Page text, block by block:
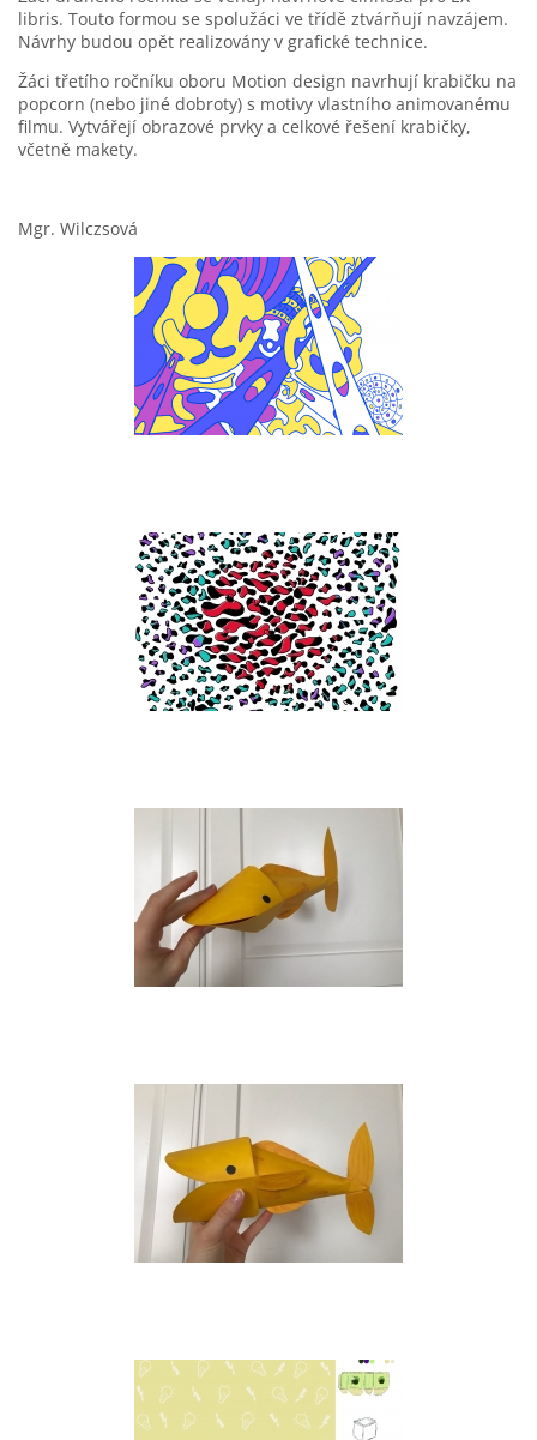
libris. Touto formou se spolužáci ve třídě ztvárňují navzájem.
Návrhy budou opět realizovány v grafické technice.
Žáci třetího ročníku oboru Motion design navrhují krabičku na
popcorn (nebo jiné dobroty) s motivy vlastního animovanému
filmu. Vytvářejí obrazové prvky a celkové řešení krabičky,
včetně makety.
Mgr. Wilczsová